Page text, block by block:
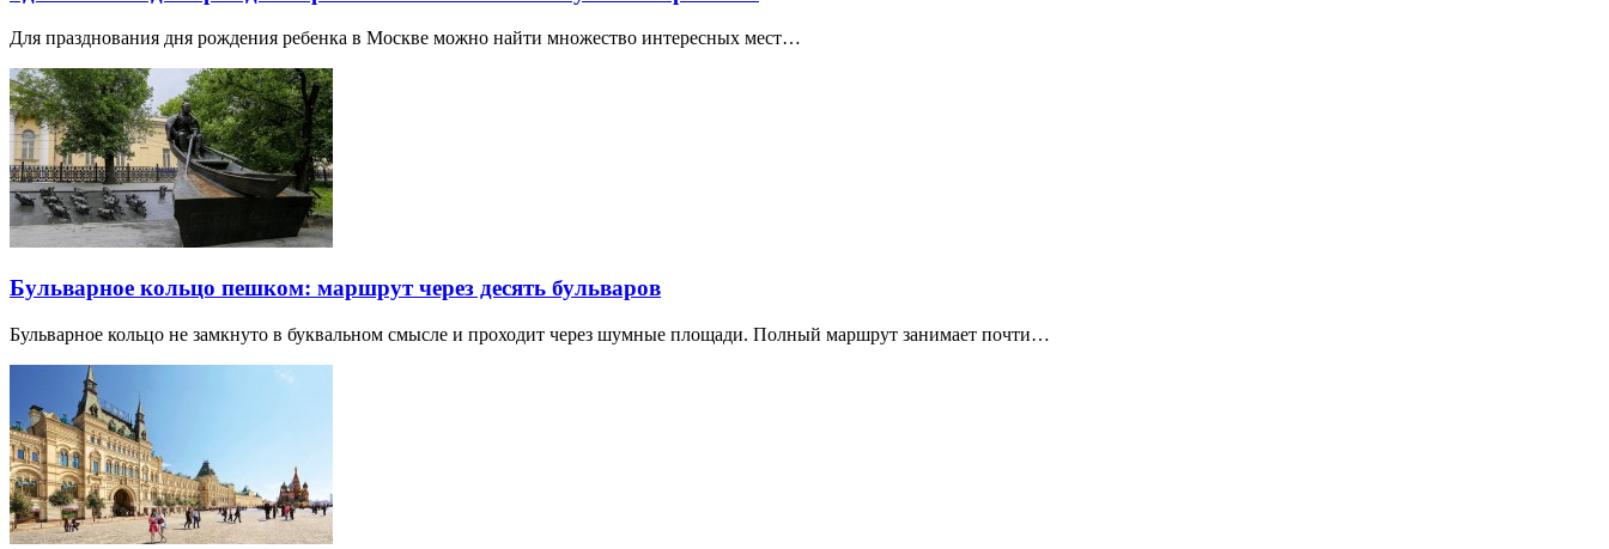
Для празднования дня рождения ребенка в Москве можно найти множество интересных мест…
Бульварное кольцо пешком: маршрут через десять бульваров
Бульварное кольцо не замкнуто в буквальном смысле и проходит через шумные площади. Полный маршрут занимает почти…